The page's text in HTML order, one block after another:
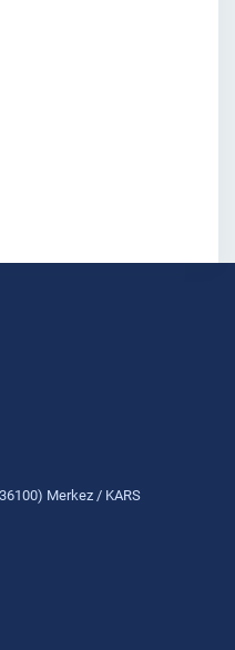
Merkez / KARS